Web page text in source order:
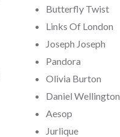
Butterfly Twist
Links Of London
Joseph Joseph
Pandora
Olivia Burton
Daniel Wellington
Aesop
Jurlique